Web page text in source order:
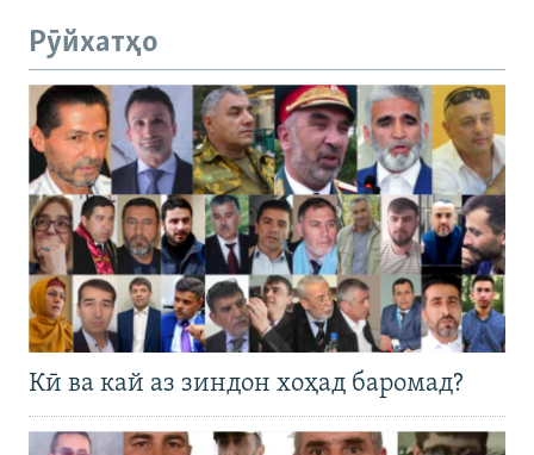
Рӯйхатҳо
Кӣ ва кай аз зиндон хоҳад баромад?